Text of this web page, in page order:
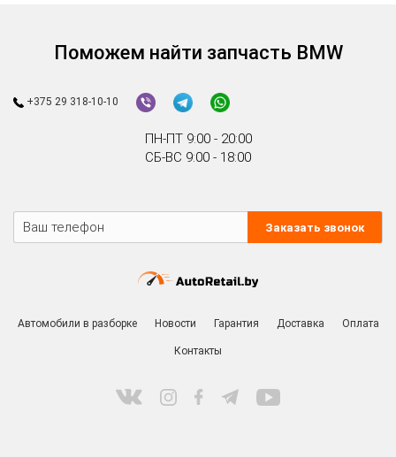
Поможем найти запчасть BMW
+375 29 318-10-10
ПН-ПТ 9:00 - 20:00
СБ-ВС 9:00 - 18:00
Заказать звонок
Автомобили в разборке Новости Гарантия Доставка Оплата
Контакты